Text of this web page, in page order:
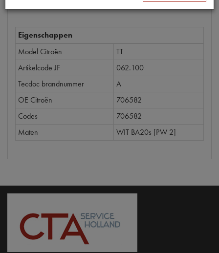
Eigenschappen
Model Citroën
TT
Artikelcode JF
062.100
Tecdoc brandnummer
A
OE Citroën
706582
Codes
706582
Maten
WIT BA20s [PW 2]